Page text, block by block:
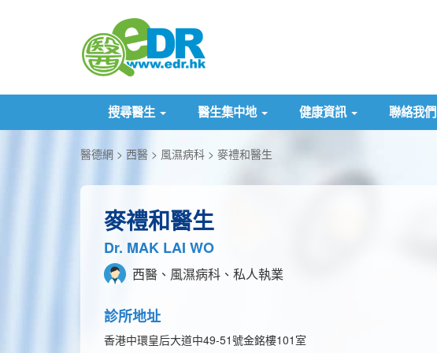
搜尋醫生 醫生集中地 健康資訊 聯絡我們
醫德網 西醫 風濕病科 麥禮和醫生
麥禮和醫生
Dr. MAK LAI WO
西醫、風濕病科、私人執業
診所地址
香港中環皇后大道中49-51號金銘樓101室